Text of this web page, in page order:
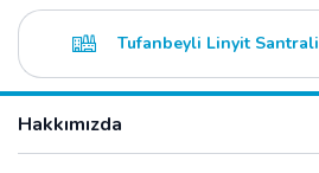
Tufanbeyli Linyit Santrali
Hakkımızda